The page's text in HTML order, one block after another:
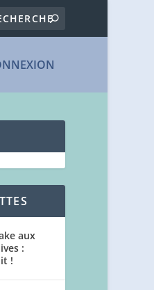
aux
:
!